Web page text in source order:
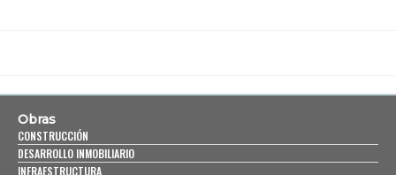
Obras
CONSTRUCCIÓN
DESARROLLO INMOBILIARIO
INFRAESTRUCTURA